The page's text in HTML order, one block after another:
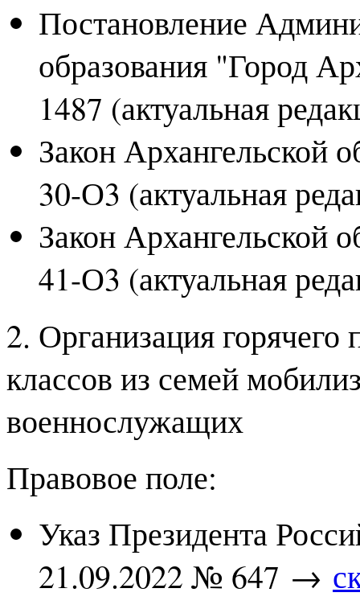
Постановление
образования "Город
1487 (актуальная
Закон Архангельской
30-О3 (актуальная
Закон Архангельской
41-О3 (актуальная
2. Организация
классов из семей
военнослужащих
Правовое поле:
Указ Президента
21.09.2022 № 647 →